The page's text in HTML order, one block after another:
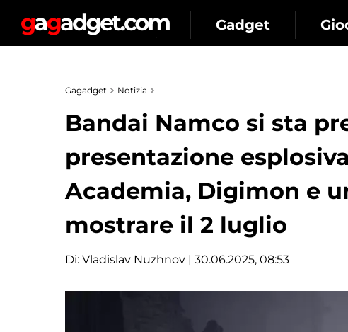
Gadget
Gagadget Notizia
Bandai Namco si sta
presentazione
Academia, Digimon e
mostrare il 2 luglio
Di: Vladislav Nuzhnov | 30.06.2025, 08:53